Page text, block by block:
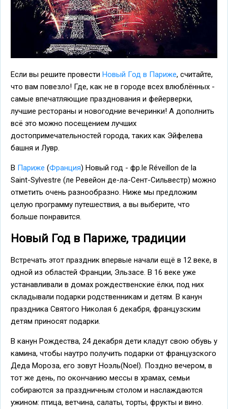
Если вы решите провести Новый Год в Париже, считайте,
что вам повезло! Где, как не в городе всех влюблённых -
самые впечатляющие празднования и фейерверки,
лучшие рестораны и новогодние вечеринки! А дополнить
всё это можно посещением лучших
достопримечательностей города, таких как Эйфелева
башня и Лувр.
В Париже (Франция) Новый год - фр.le Réveillon de la
Saint-Sylvestre (ле Ревейон де-ла-Сент-Сильвестр) можно
отметить очень разнообразно. Ниже мы предложим
целую программу путешествия, а вы выберите, что
больше понравится.
Новый Год в Париже, традиции
Встречать этот праздник впервые начали ещё в 12 веке, в
одной из областей Франции, Эльзасе. В 16 веке уже
устанавливали в домах рождественские ёлки, под них
складывали подарки родственникам и детям. В канун
праздника Святого Николая 6 декабря, французским
детям приносят подарки.
В канун Рождества, 24 декабря дети кладут свою обувь у
камина, чтобы наутро получить подарки от французского
Деда Мороза, его зовут Ноэль(Noel). Поздно вечером, в
тот же день, по окончанию мессы в храмах, семьи
собираются за праздничным столом и наслаждаются
ужином: птица, ветчина, салаты, торты, фрукты и вино.